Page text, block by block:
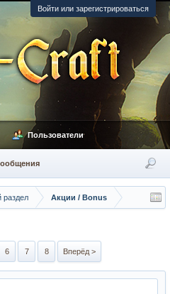
Войти или зарегистрироваться
раздел Акции / Bonus
6 7 8 Вперёд >
Пользователи